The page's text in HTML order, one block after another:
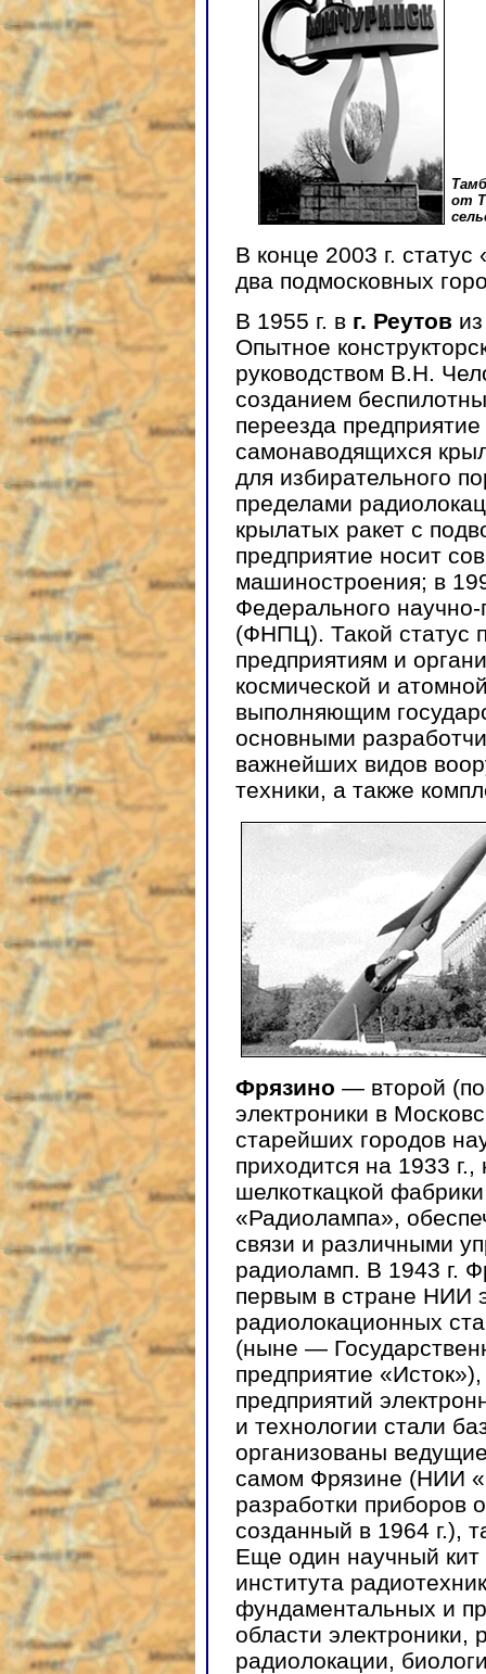
от
В конце 2003 г.
два подмосковных
В 1955 г. в г. Реутов
Опытное
руководством В.Н.
созданием
переезда
самонаводящихся
для избирательного
пределами
крылатых ракет с
предприятие носит
машиностроения; в
Федерального
(ФНПЦ). Такой статус
предприятиям и
космической и
выполняющим
основными
важнейших видов
техники, а также
Фрязино — второй
электроники в
старейших городов
приходится на 1933 г.,
шелкоткацкой
«Радиолампа»,
связи и различными
радиоламп. В 1943 г.
первым в стране НИИ
радиолокационных
(ныне —
предприятие
предприятий
и технологии стали
организованы
самом Фрязине (НИИ
разработки приборов
созданный в 1964 г.),
Еще один научный
института
фундаментальных и
области электроники,
радиолокации,